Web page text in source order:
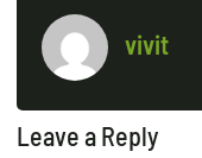
vivit
Leave a Reply